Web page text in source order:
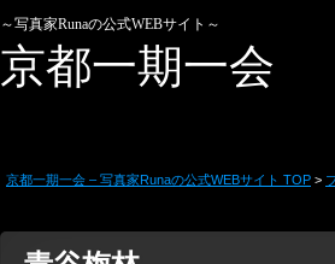
京都一期一会
～写真家Runaの公式WEBサイト～
京都一期一会 – 写真家Runaの公式WEBサイト TOP >